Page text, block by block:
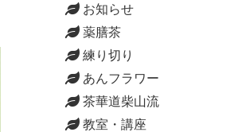
お知らせ
薬膳茶
練り切り
あんフラワー
茶華道柴山流
教室・講座